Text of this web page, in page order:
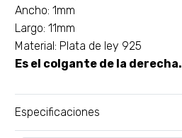
Ancho: 1mm
Largo: 11mm
Material: Plata de ley 925
Es el colgante de la derecha.
Especificaciones